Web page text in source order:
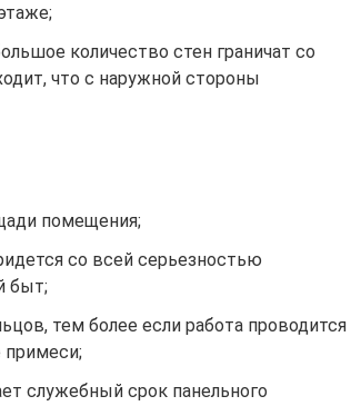
количество стен граничат со
что с наружной стороны
помещения;
со всей серьезностью
быт;
тем более если работа проводится
служебный срок панельного